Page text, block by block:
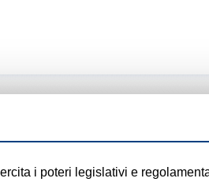
i poteri legislativi e